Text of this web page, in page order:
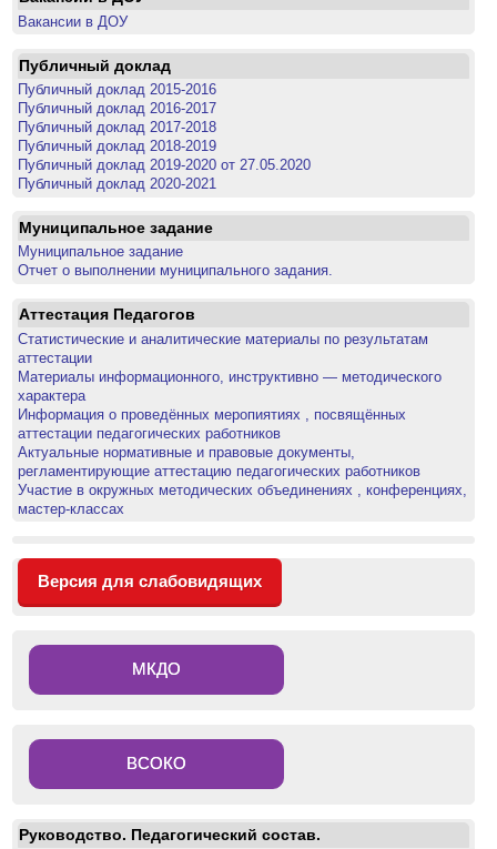
Вакансии в ДОУ
Публичный доклад
Публичный доклад 2015-2016
Публичный доклад 2016-2017
Публичный доклад 2017-2018
Публичный доклад 2018-2019
Публичный доклад 2019-2020 от 27.05.2020
Публичный доклад 2020-2021
Муниципальное задание
Муниципальное задание
Отчет о выполнении муниципального задания.
Аттестация Педагогов
Статистические и аналитические материалы по результатам
аттестации
Материалы информационного, инструктивно — методического
характера
Информация о проведённых меропиятиях , посвящённых
аттестации педагогических работников
Актуальные нормативные и правовые документы,
регламентирующие аттестацию педагогических работников
Участие в окружных методических объединениях , конференциях,
мастер-классах
Версия для слабовидящих
МКДО
ВСОКО
Руководство. Педагогический состав.